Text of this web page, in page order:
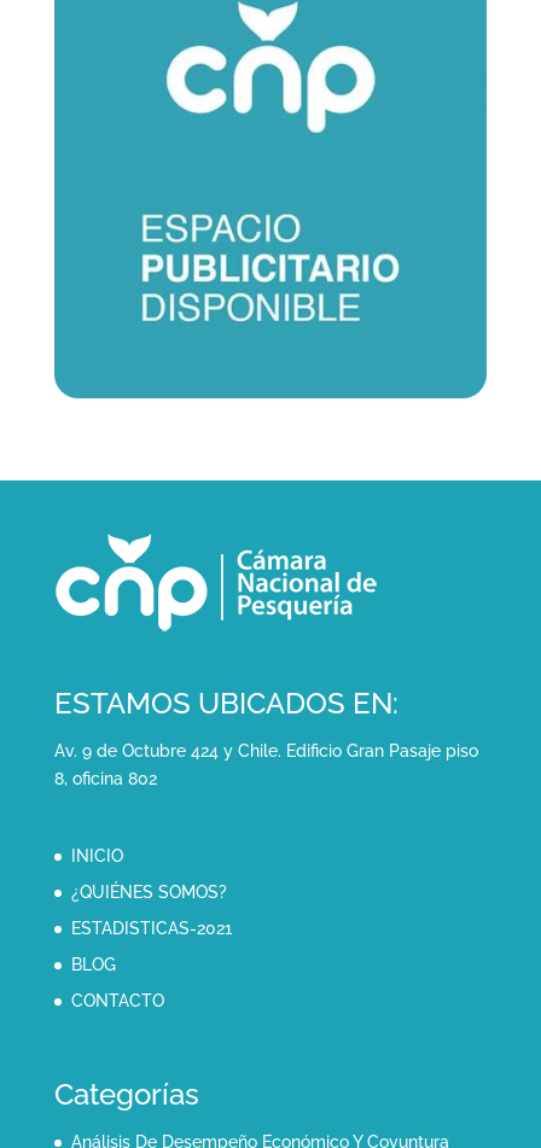
ESTAMOS UBICADOS EN:
Av. 9 de Octubre 424 y Chile. Edificio Gran Pasaje piso
8, oficina 802
INICIO
¿QUIÉNES SOMOS?
ESTADISTICAS-2021
BLOG
CONTACTO
Categorías
Análisis De Desempeño Económico Y Coyuntura